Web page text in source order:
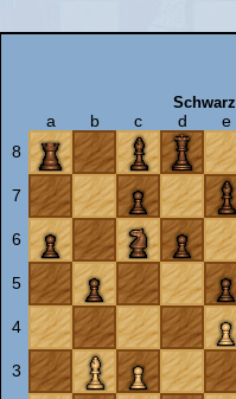
Schwarz
a b c d e
8
7
6
5
4
3